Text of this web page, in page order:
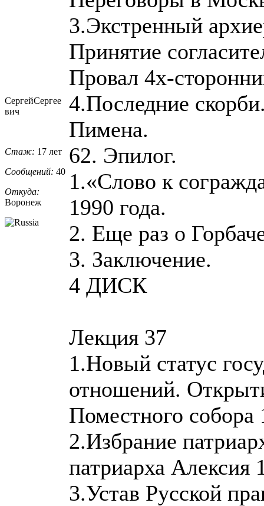
СергейСергее
вич
Стаж: 17 лет
Сообщений: 40
Откуда:
Воронеж
3.Экстренный
Принятие
Провал 4х-
4.Последние
Пимена.
62. Эпилог.
1.«Слово к
1990 года.
2. Еще раз о
3. Заключение.
4 ДИСК
Лекция 37
1.Новый статус
отношений.
Поместного собора
2.Избрание
патриарха Алексия
3.Устав Русской